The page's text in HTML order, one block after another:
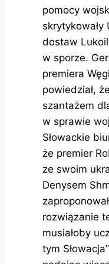
pomocy
dostaw
w sporze.
premiera
powiedział,
szantażem
w sprawie
Słowackie
że premier
ze swoim
Denysem
rozwiązanie
musiałoby
tym